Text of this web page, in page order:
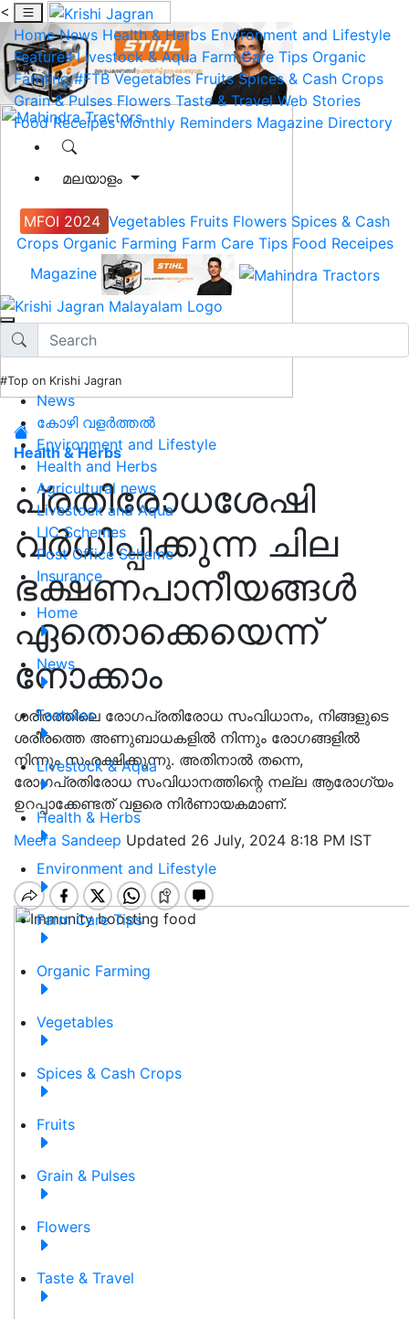
<
Home News Health & Herbs Environment and Lifestyle
Features Livestock & Aqua Farm Care Tips Organic
Farming #FTB Vegetables Fruits Spices & Cash Crops
Grain & Pulses Flowers Taste & Travel Web Stories
Food Receipes Monthly Reminders Magazine Directory
മലയാളം
MFOI 2024 Vegetables Fruits Flowers Spices & Cash
Crops Organic Farming Farm Care Tips Food Receipes
Magazine
#Top on Krishi Jagran
News
കോഴി വളർത്തൽ
Environment and Lifestyle
Health and Herbs
Agricultural news
Livestock and Aqua
LIC Schemes
Post Office Scheme
Insurance
Home
News
Features
Livestock & Aqua
Health & Herbs
Environment and Lifestyle
Farm Care Tips
Organic Farming
Vegetables
Spices & Cash Crops
Fruits
Grain & Pulses
Flowers
Taste & Travel
Health & Herbs
പ്രതിരോധശേഷി
വർധിപ്പിക്കുന്ന ചില
ഭക്ഷണപാനീയങ്ങൾ
ഏതൊക്കെയെന്ന്
നോക്കാം
ശരീരത്തിലെ രോഗപ്രതിരോധ സംവിധാനം, നിങ്ങളുടെ
ശരീരത്തെ അണുബാധകളിൽ നിന്നും രോഗങ്ങളിൽ
നിന്നും സംരക്ഷിക്കുന്നു. അതിനാൽ തന്നെ,
രോഗപ്രതിരോധ സംവിധാനത്തിന്റെ നല്ല ആരോഗ്യം
ഉറപ്പാക്കേണ്ടത് വളരെ നിർണായകമാണ്.
Meera Sandeep Updated 26 July, 2024 8:18 PM IST